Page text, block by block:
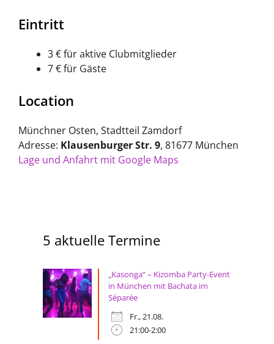
Eintritt
3 € für aktive Clubmitglieder
7 € für Gäste
Location
Münchner Osten, Stadtteil Zamdorf
Adresse: Klausenburger Str. 9, 81677 München
Lage und Anfahrt mit Google Maps
5 aktuelle Termine
„Kasonga“ – Kizomba Party-Event
in München mit Bachata im
Séparée
Fr., 21.08.
21:00-2:00